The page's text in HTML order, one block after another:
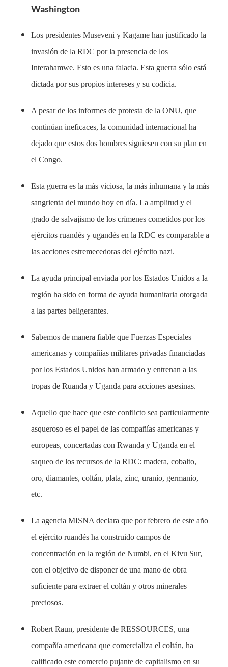
Washington
Los presidentes Museveni y Kagame han justificado la
invasión de la RDC por la presencia de los
Interahamwe. Esto es una falacia. Esta guerra sólo está
dictada por sus propios intereses y su codicia.
A pesar de los informes de protesta de la ONU, que
continúan ineficaces, la comunidad internacional ha
dejado que estos dos hombres siguiesen con su plan en
el Congo.
Esta guerra es la más viciosa, la más inhumana y la más
sangrienta del mundo hoy en día. La amplitud y el
grado de salvajismo de los crímenes cometidos por los
ejércitos ruandés y ugandés en la RDC es comparable a
las acciones estremecedoras del ejército nazi.
La ayuda principal enviada por los Estados Unidos a la
región ha sido en forma de ayuda humanitaria otorgada
a las partes beligerantes.
Sabemos de manera fiable que Fuerzas Especiales
americanas y compañías militares privadas financiadas
por los Estados Unidos han armado y entrenan a las
tropas de Ruanda y Uganda para acciones asesinas.
Aquello que hace que este conflicto sea particularmente
asqueroso es el papel de las compañías americanas y
europeas, concertadas con Rwanda y Uganda en el
saqueo de los recursos de la RDC: madera, cobalto,
oro, diamantes, coltán, plata, zinc, uranio, germanio,
etc.
La agencia MISNA declara que por febrero de este año
el ejército ruandés ha construido campos de
concentración en la región de Numbi, en el Kivu Sur,
con el objetivo de disponer de una mano de obra
suficiente para extraer el coltán y otros minerales
preciosos.
Robert Raun, presidente de RESSOURCES, una
compañía americana que comercializa el coltán, ha
calificado este comercio pujante de capitalismo en su